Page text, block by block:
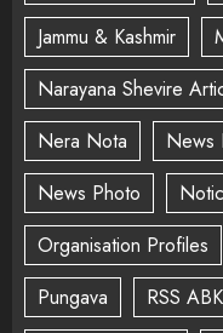
Jammu & Kashmir
Narayana Shevire
Nera Nota
News
News Photo
Organisation Profiles
Pungava
RSS